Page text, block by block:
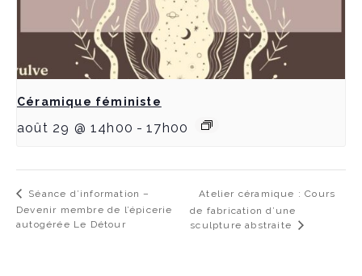
Céramique féministe
août 29 @ 14h00 - 17h00
Séance d’information –
Devenir membre de l’épicerie
autogérée Le Détour
Atelier céramique : Cours
de fabrication d’une
sculpture abstraite